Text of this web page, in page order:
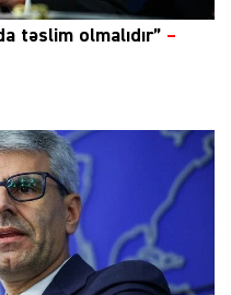
təslim olmalıdır” –